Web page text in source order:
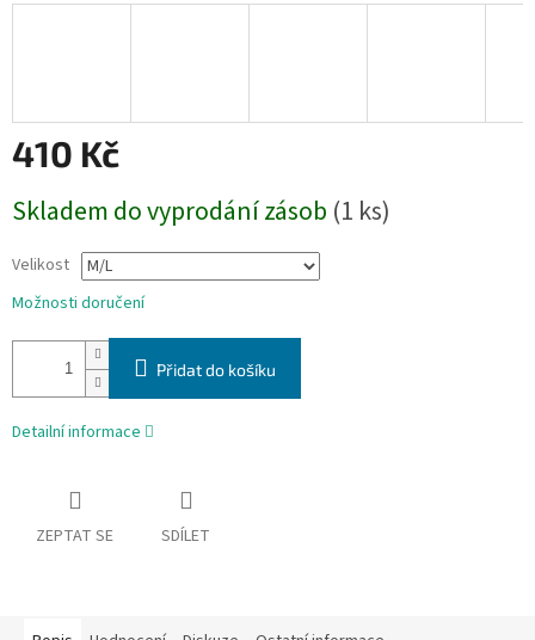
410 Kč
cena:
Skladem do vyprodání zásob (1 ks)
Velikost
Možnosti doručení
Přidat do košíku
Detailní informace
ZEPTAT SE SDÍLET